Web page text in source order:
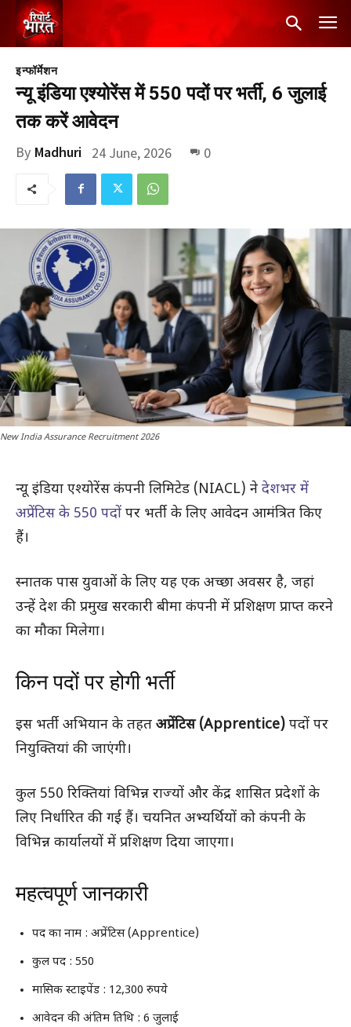
इन्फॉर्मेशन
न्यू इंडिया एश्योरेंस में 550 पदों पर भर्ती, 6 जुलाई
तक करें आवेदन
By Madhuri 24 June, 2026 0
New India Assurance Recruitment 2026
न्यू इंडिया एश्योरेंस कंपनी लिमिटेड (NIACL) ने देशभर में
अप्रेंटिस के 550 पदों पर भर्ती के लिए आवेदन आमंत्रित किए
हैं।
स्नातक पास युवाओं के लिए यह एक अच्छा अवसर है, जहां
उन्हें देश की प्रमुख सरकारी बीमा कंपनी में प्रशिक्षण प्राप्त करने
का मौका मिलेगा।
किन पदों पर होगी भर्ती
इस भर्ती अभियान के तहत अप्रेंटिस (Apprentice) पदों पर
नियुक्तियां की जाएंगी।
कुल 550 रिक्तियां विभिन्न राज्यों और केंद्र शासित प्रदेशों के
लिए निर्धारित की गई हैं। चयनित अभ्यर्थियों को कंपनी के
विभिन्न कार्यालयों में प्रशिक्षण दिया जाएगा।
महत्वपूर्ण जानकारी
पद का नाम : अप्रेंटिस (Apprentice)
कुल पद : 550
मासिक स्टाइपेंड : 12,300 रुपये
आवेदन की अंतिम तिथि : 6 जुलाई